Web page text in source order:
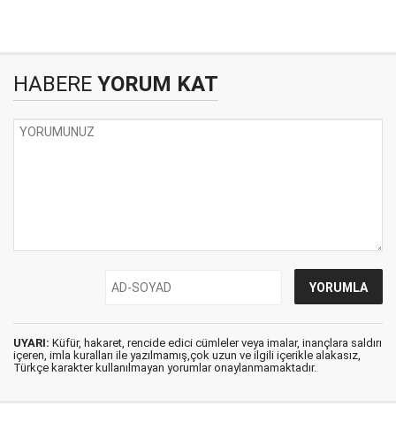
HABERE YORUM KAT
UYARI: Küfür, hakaret, rencide edici cümleler veya imalar, inançlara saldırı
içeren, imla kuralları ile yazılmamış,çok uzun ve ilgili içerikle alakasız,
Türkçe karakter kullanılmayan yorumlar onaylanmamaktadır.